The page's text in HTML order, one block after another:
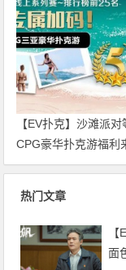
【EV扑克】沙滩派对
CPG豪华扑克游福利
WSOP金手链免费赛
热门文章
面